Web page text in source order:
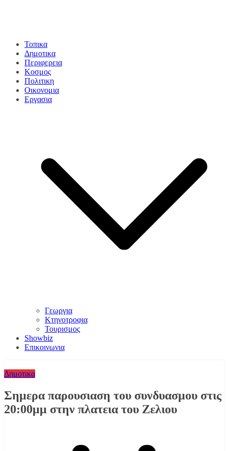
Τοπικα
Δημοτικα
Περιφερεια
Κοσμος
Πολιτικη
Οικονομια
Εργασια
Γεωργια
Κτηνοτροφια
Τουρισμος
Showbiz
Επικοινωνια
Δημοτικα
Σημερα παρουσιαση του συνδυασμου στις
20:00μμ στην πλατεια του Ζελιου